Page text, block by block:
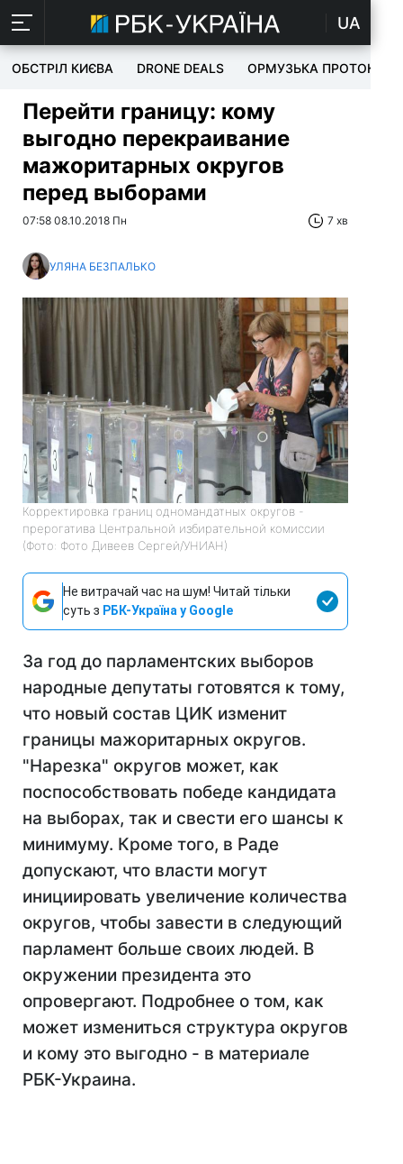
UA
ОБСТРІЛ КИЄВА DRONE DEALS ОРМУЗЬКА ПРОТОКА
Перейти границу: кому
выгодно перекраивание
мажоритарных округов
перед выборами
07:58 08.10.2018 Пн 7 хв
УЛЯНА БЕЗПАЛЬКО
Корректировка границ одномандатных округов -
прерогатива Центральной избирательной комиссии
(Фото: Фото Дивеев Сергей/УНИАН)
Не витрачай час на шум! Читай тільки
суть з РБК-Україна у Google
За год до парламентских выборов
народные депутаты готовятся к тому,
что новый состав ЦИК изменит
границы мажоритарных округов.
"Нарезка" округов может, как
поспособствовать победе кандидата
на выборах, так и свести его шансы к
минимуму. Кроме того, в Раде
допускают, что власти могут
инициировать увеличение количества
округов, чтобы завести в следующий
парламент больше своих людей. В
окружении президента это
опровергают. Подробнее о том, как
может измениться структура округов
и кому это выгодно - в материале
РБК-Украина.